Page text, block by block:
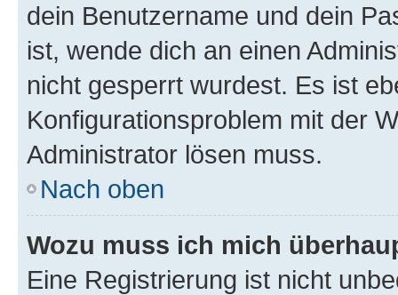
dein Benutzername und dein
ist, wende dich an einen
nicht gesperrt wurdest. Es ist
Konfigurationsproblem mit der
Administrator lösen muss.
Nach oben
Wozu muss ich mich
Eine Registrierung ist nicht